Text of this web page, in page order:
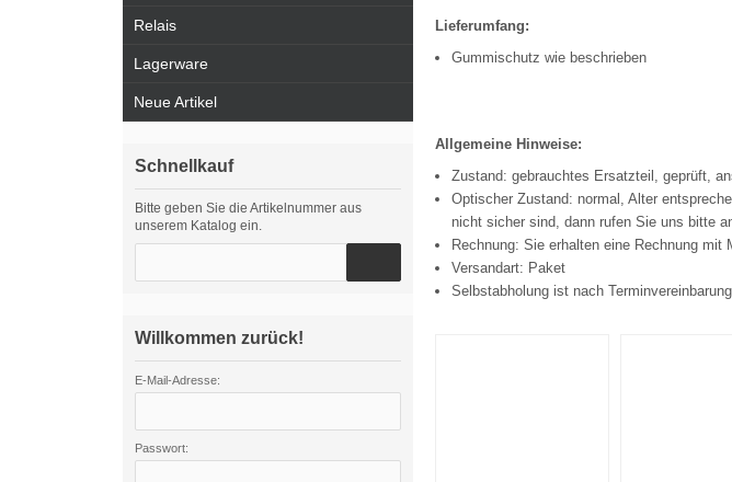
Lieferumfang:
Gummischutz wie beschrieben
Allgemeine Hinweise:
Zustand: gebrauchtes Ersatzteil, geprüft,
Optischer Zustand: normal, Alter
nicht sicher sind, dann rufen Sie uns bitte
Rechnung: Sie erhalten eine Rechnung mit
Versandart: Paket
Selbstabholung ist nach
Relais
Lagerware
Neue Artikel
Schnellkauf
Bitte geben Sie die Artikelnummer aus
unserem Katalog ein.
Willkommen zurück!
E-Mail-Adresse:
Passwort: